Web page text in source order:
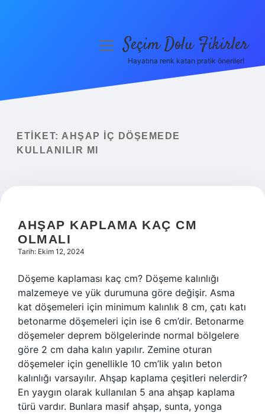
Yasal Uyarı
menüyüSeçim Dolu Fikirler
Hayatına renk katan pratik öneriler!
ETIKET: AHŞAP IÇ DÖŞEMEDE
KULLANILIR MI
AHŞAP KAPLAMA KAÇ CM
OLMALI
Tarih: Ekim 12, 2024
Döşeme kaplaması kaç cm? Döşeme kalınlığı
malzemeye ve yük durumuna göre değişir. Asma
kat döşemeleri için minimum kalınlık 8 cm, çatı katı
betonarme döşemeleri için ise 6 cm’dir. Betonarme
döşemeler deprem bölgelerinde normal bölgelere
göre 2 cm daha kalın yapılır. Zemine oturan
döşemeler için genellikle 10 cm’lik yalın beton
kalınlığı varsayılır. Ahşap kaplama çeşitleri nelerdir?
En yaygın olarak kullanılan 5 ana ahşap kaplama
türü vardır. Bunlara masif ahşap, sunta, yonga